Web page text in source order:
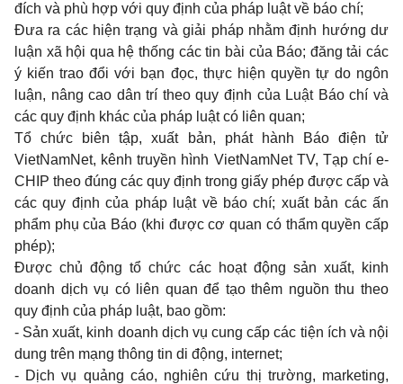
đích và phù hợp với quy định của pháp luật về báo chí;
Đưa ra các hiện trạng và giải pháp nhằm định hướng dư
luận xã hội qua hệ thống các tin bài của Báo; đăng tải các
ý kiến trao đổi với bạn đọc, thực hiện quyền tự do ngôn
luận, nâng cao dân trí theo quy định của Luật Báo chí và
các quy định khác của pháp luật có liên quan;
Tổ chức biên tập, xuất bản, phát hành Báo điện tử
VietNamNet, kênh truyền hình VietNamNet TV, Tạp chí e-
CHIP theo đúng các quy định trong giấy phép được cấp và
các quy định của pháp luật về báo chí; xuất bản các ấn
phẩm phụ của Báo (khi được cơ quan có thẩm quyền cấp
phép);
Được chủ động tổ chức các hoạt động sản xuất, kinh
doanh dịch vụ có liên quan để tạo thêm nguồn thu theo
quy định của pháp luật, bao gồm:
- Sản xuất, kinh doanh dịch vụ cung cấp các tiện ích và nội
dung trên mạng thông tin di động, internet;
- Dịch vụ quảng cáo, nghiên cứu thị trường, marketing,